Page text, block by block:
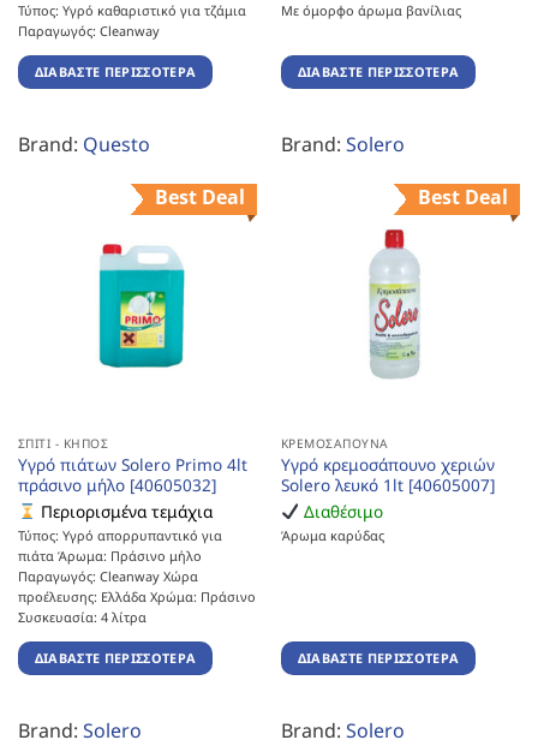
Τύπος: Υγρό καθαριστικό για τζάμια
Παραγωγός: Cleanway
ΔΙΑΒΆΣΤΕ ΠΕΡΙΣΣΌΤΕΡΑ
Brand: Questo
Με όμορφο άρωμα βανίλιας
ΔΙΑΒΆΣΤΕ ΠΕΡΙΣΣΌΤΕΡΑ
Brand: Solero
Best Deal
ΣΠΊΤΙ - ΚΉΠΟΣ
Υγρό πιάτων Solero Primo 4lt
πράσινο μήλο [40605032]
Περιορισμένα τεμάχια
Τύπος: Υγρό απορρυπαντικό για
πιάτα Άρωμα: Πράσινο μήλο
Παραγωγός: Cleanway Χώρα
προέλευσης: Ελλάδα Χρώμα: Πράσινο
Συσκευασία: 4 λίτρα
ΔΙΑΒΆΣΤΕ ΠΕΡΙΣΣΌΤΕΡΑ
Brand: Solero
Best Deal
ΚΡΕΜΟΣΆΠΟΥΝΑ
Υγρό κρεμοσάπουνο χεριών
Solero λευκό 1lt [40605007]
Διαθέσιμο
Άρωμα καρύδας
ΔΙΑΒΆΣΤΕ ΠΕΡΙΣΣΌΤΕΡΑ
Brand: Solero